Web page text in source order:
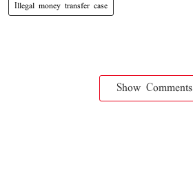
Illegal money transfer case
Show Comments